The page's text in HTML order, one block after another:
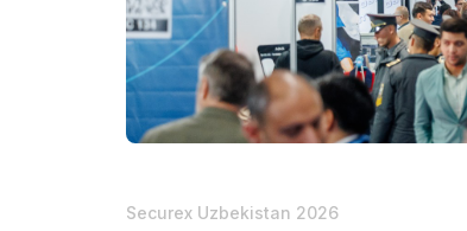
Doing Business in
Uzbekistan
Ko`rgazma natijalari
Rasmiy katalog
Securex Uzbekistan 2026